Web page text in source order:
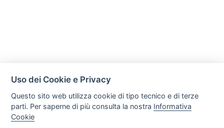
Uso dei Cookie e Privacy
Questo sito web utilizza cookie di tipo tecnico e di terze
parti. Per saperne di più consulta la nostra Informativa
Cookie